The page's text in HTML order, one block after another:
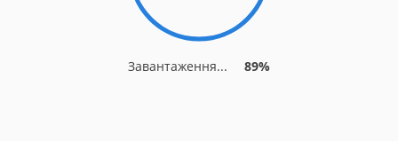
Завантаження... 89%